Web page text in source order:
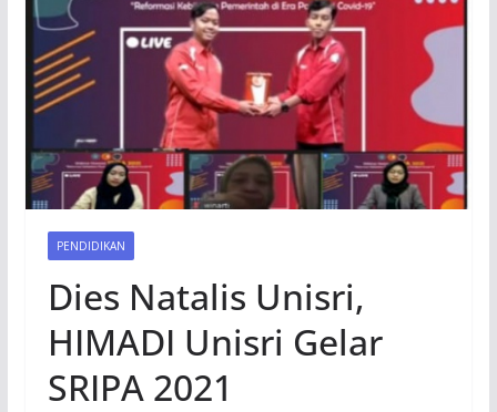
PENDIDIKAN
Dies Natalis Unisri,
HIMADI Unisri Gelar
SRIPA 2021